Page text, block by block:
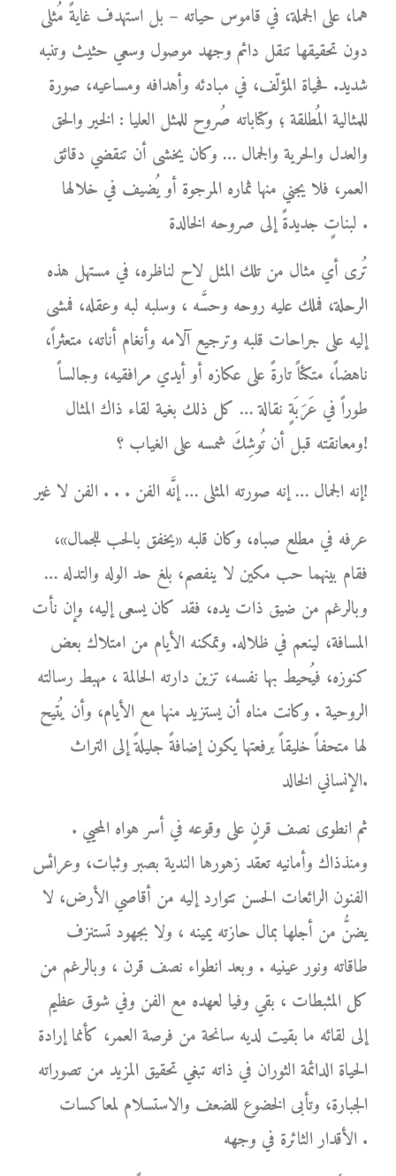
هما، على الجملة، في قاموس حياته – بل استهدف غايةً مُثلى
دون تحقيقها تنقل دائم وجهد موصول وسعي حثيث وتنبه
شديد. فحياة المؤلّف، في مبادئه وأهدافه ومساعيه، صورة
للمثالية المُطلقة ؛ وكتاباته صُروح للمثل العليا : الخير والحق
والعدل والحرية والجمال … وكان يخشى أن تنقضي دقائق
العمر، فلا يجني منها ثماره المرجوة أو يُضيف في خلالها
لبناتٍ جديدةً إلى صروحه الخالدة .
تُرى أي مثال من تلك المثل لاح لناظره، في مستهل هذه
الرحلة، فملك عليه روحه وحسَّه ، وسلبه لبه وعقله، فمشى
إليه على جراحات قلبه وترجيع آلامه وأنغام أناته، متعثراً،
ناهضاً، متكئاً تارةً على عكازه أو أيدي مرافقيه، وجالساً
طوراً في عَرَبَةٍ نقالة … كل ذلك بغية لقاء ذاك المثال
ومعانقته قبل أن تُوشِكَ شمسه على الغياب ؟!
إنه الجمال … إنه صورته المثلى … إنَّه الفن . . . الفن لا غير!
عرفه في مطلع صباه، وكان قلبه «يخفق بالحب للجمال»،
فقام بينهما حب مكين لا ينفصم، بلغ حد الوله والتدله …
وبالرغم من ضيق ذات يده، فقد كان يسعى إليه، وإن نأت
المسافة، لينعم في ظلاله. وتمكنه الأيام من امتلاك بعض
كنوزه، فيُحيط بها نفسه، تزين دارته الحالمة ، مهبط رسالته
الروحية . وكانت مناه أن يستزيد منها مع الأيام، وأن يُتيح
لها متحفاً خليقاً برفعتها يكون إضافةً جليلةً إلى التراث
الإنساني الخالد.
ثم انطوى نصف قرنٍ على وقوعه في أسر هواه المحيي .
ومنذذاك وأمانيه تعقد زهورها الندية بصبر وثبات، وعرائس
الفنون الرائعات الحسن تتوارد إليه من أقاصي الأرض، لا
يضنُّ من أجلها بمال حازته يمينه ، ولا بجهود تستنزف
طاقاته ونور عينيه . وبعد انطواء نصف قرن ، وبالرغم من
كل المثبطات ، بقي وفيا لعهده مع الفن وفي شوق عظيم
إلى لقائه ما بقيت لديه سانحة من فرصة العمر، كأنما إرادة
الحياة الدائمة الثوران في ذاته تبغي تحقيق المزيد من تصوراته
الجبارة، وتأبى الخضوع للضعف والاستسلام لمعاكسات
الأقدار الثائرة في وجهه .